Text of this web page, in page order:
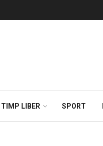
TIMP LIBER SPORT